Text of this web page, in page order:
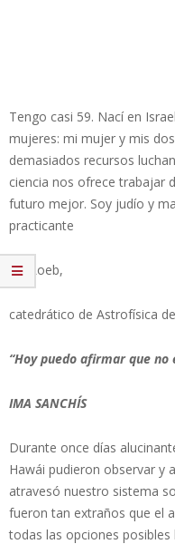
Tengo casi 59. Nací en
mujeres: mi mujer y mis
demasiados recursos
ciencia nos ofrece trabajar
futuro mejor. Soy judío y
practicante
Avi Loeb,
catedrático de Astrofísica
“Hoy puedo afirmar que
IMA SANCHÍS
Durante once días
Hawái pudieron observar y
atravesó nuestro sistema
fueron tan extraños que el
todas las opciones